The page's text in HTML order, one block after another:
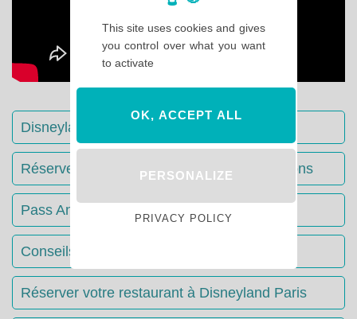
Disneyland Paris : Le guide complet
Réserver votre séjour : toutes les informations
Pass Annuels Disney : informations
Conseils & Astuces Disneyland Paris
Réserver votre restaurant à Disneyland Paris
This site uses cookies and gives
you control over what you want
to activate
OK, ACCEPT ALL
PERSONALIZE
PRIVACY POLICY